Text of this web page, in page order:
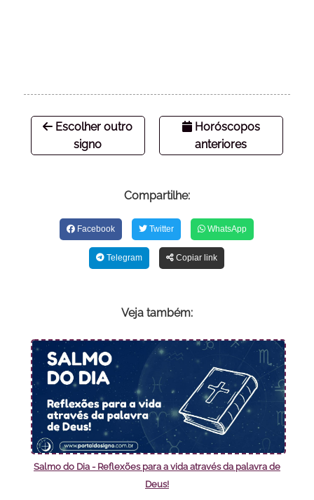
Escolher outro
signo
Horóscopos
anteriores
Compartilhe:
Facebook Twitter WhatsApp
Telegram Copiar link
Veja também:
Salmo do Dia - Reflexões para a vida através da palavra de
Deus!